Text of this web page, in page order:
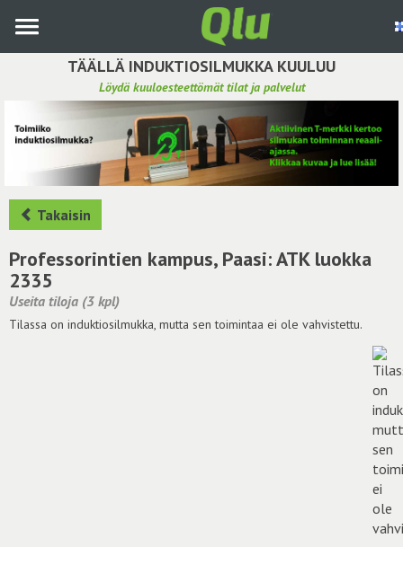
pääsisältöön
TÄÄLLÄ INDUKTIOSILMUKKA KUULUU
Löydä kuuloesteettömät tilat ja palvelut
Etsi induktiosilmukka
Tee ehdotus ja vaikuta kuulemiskokemukseen
Hae ehdotuksia
Käyttöohje
Yhteydenottopyyntö
Kirjaudu sisään
Takaisin
Professorintien kampus, Paasi: ATK luokka
2335
Useita tiloja (3 kpl)
Tilassa on induktiosilmukka, mutta sen toimintaa ei ole vahvistettu.